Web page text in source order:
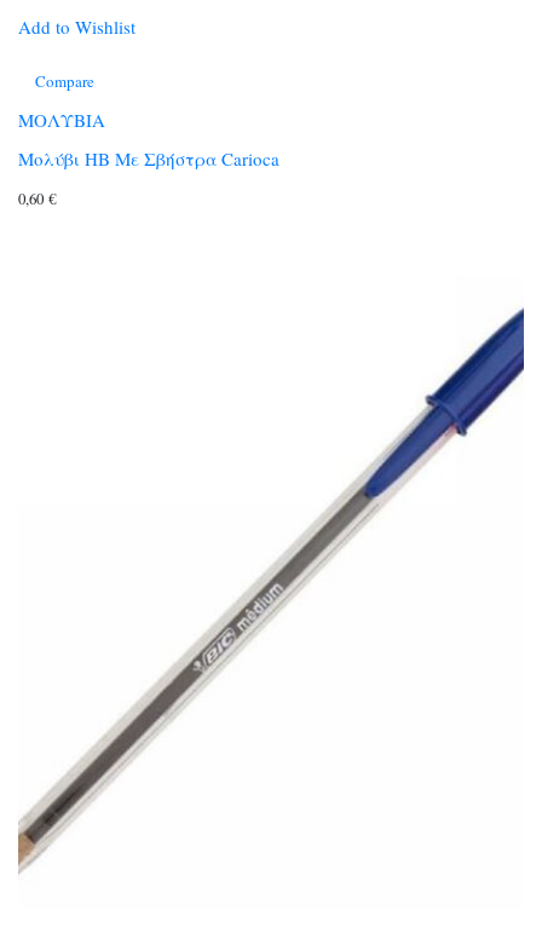
Add to Wishlist
Compare
ΜΟΛΥΒΙΑ
Μολύβι HB Με Σβήστρα Carioca
0,60 €